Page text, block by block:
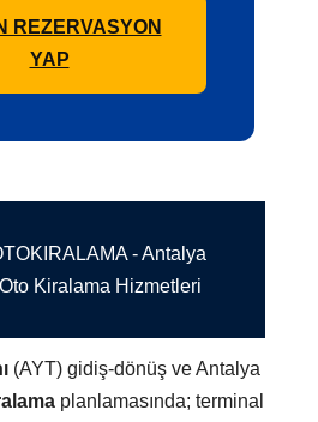
REZERVASYON
YAP
- Antalya
Kiralama Hizmetleri
(AYT) gidiş-dönüş ve Antalya
planlamasında; terminal